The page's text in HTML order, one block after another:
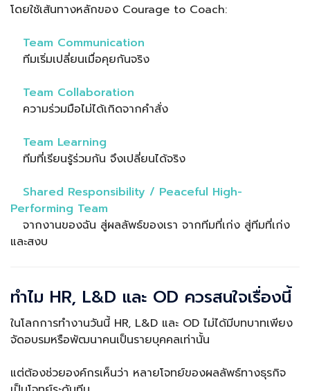
โดยใช้เส้นทางหลักของ Courage to Coach:
Team Communication
ทีมเริ่มเปลี่ยนเมื่อคุยกันจริง
Team Collaboration
ความร่วมมือไม่ได้เกิดจากคำสั่ง
Team Learning
ทีมที่เรียนรู้ร่วมกัน จึงเปลี่ยนได้จริง
Shared Responsibility / Peaceful High-
Performing Team
จากงานของฉัน สู่ผลลัพธ์ของเรา จากทีมที่เก่ง สู่ทีมที่เก่ง
และสงบ
ทำไม HR, L&D และ OD ควรสนใจเรื่องนี้
ในโลกการทำงานวันนี้ HR, L&D และ OD ไม่ได้มีบทบาทเพียง
จัดอบรมหรือพัฒนาคนเป็นรายบุคคลเท่านั้น
แต่ต้องช่วยองค์กรเห็นว่า หลายโจทย์ของผลลัพธ์ทางธุรกิจ